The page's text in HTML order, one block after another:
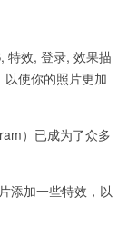
效, 登录, 效果描
使你的照片更加
）已成为了众多
加一些特效，以